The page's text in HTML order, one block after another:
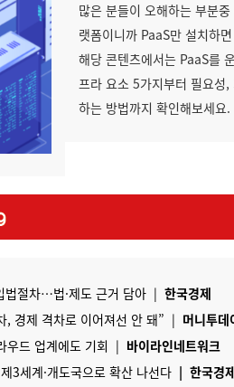
많은 분들이 오해하는 부분
랫폼이니까 PaaS만 설치하
해당 콘텐츠에서는 PaaS를
프라 요소 5가지부터 필요성
하는 방법까지 확인해보세요.
법절차…법·제도 근거 담아 |한국경제
, 경제 격차로 이어져선 안 돼” | 머니투데
드 업계에도 기회 | 바이라인네트워크
3세계·개도국으로 확산 나선다 |한국경